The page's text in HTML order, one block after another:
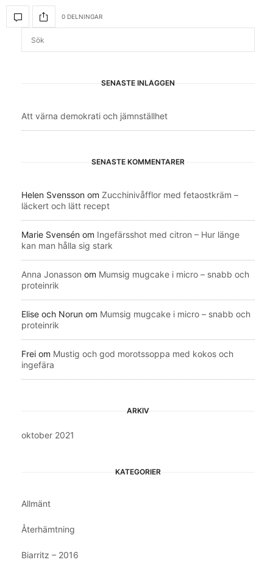
0 DELNINGAR
SENASTE INLÄGGEN
Att värna demokrati och jämnställhet
SENASTE KOMMENTARER
Helen Svensson om Zucchinivåfflor med fetaostkräm –
läckert och lätt recept
Marie Svensén om Ingefärsshot med citron – Hur länge
kan man hålla sig stark
Anna Jonasson om Mumsig mugcake i micro – snabb och
proteinrik
Elise och Norun om Mumsig mugcake i micro – snabb och
proteinrik
Frei om Mustig och god morotssoppa med kokos och
ingefära
ARKIV
oktober 2021
KATEGORIER
Allmänt
Återhämtning
Biarritz – 2016